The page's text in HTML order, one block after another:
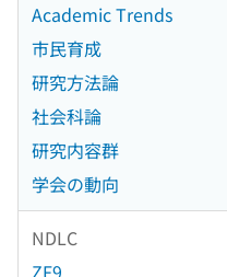
Academic Trends
市民育成
研究方法論
社会科論
研究内容群
学会の動向
NDLC
ZF9